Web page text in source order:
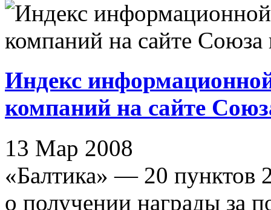
Индекс
компаний на сайте
13 Мар 2008
«Балтика» — 20 пунктов
о получении награды за